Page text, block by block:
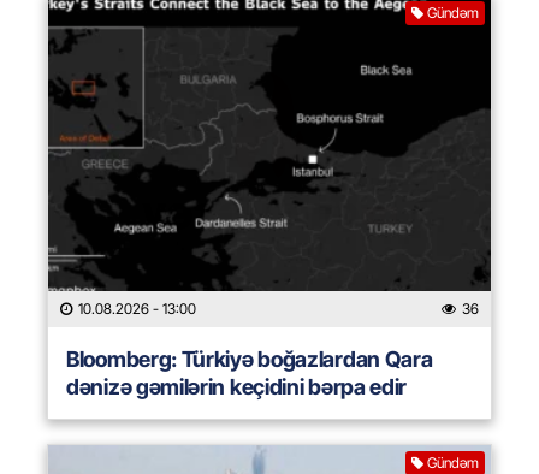
Gündəm
10.08.2026 - 13:00 36
Bloomberg: Türkiyə boğazlardan Qara
dənizə gəmilərin keçidini bərpa edir
Gündəm